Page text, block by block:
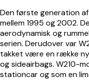
Den første generation
mellem 1995 og 2002.
aerodynamisk og
serien. Derudover var
takket være en række
og sideairbags. W210-
stationcar og som en